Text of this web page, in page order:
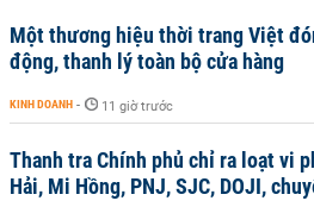
Một thương hiệu thời trang Việt
động, thanh lý toàn bộ cửa hàng
KINH DOANH - 11 giờ trước
Thanh tra Chính phủ chỉ ra loạt vi
Hải, Mi Hồng, PNJ, SJC, DOJI,